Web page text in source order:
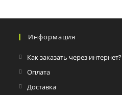
Информация
Как заказать через интернет?
Оплата
Доставка